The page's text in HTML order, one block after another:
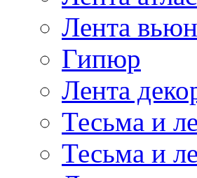
Лента
Гипюр
Лента
Тесьма и
Тесьма и